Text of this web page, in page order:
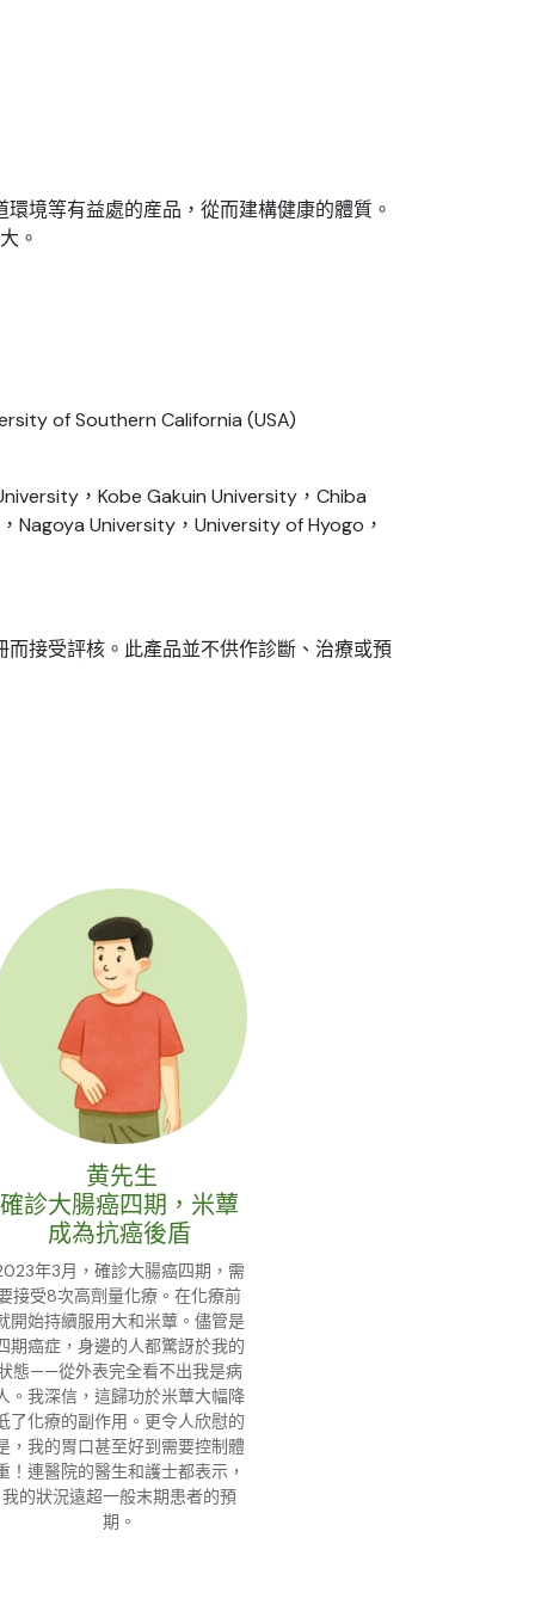
境等有益處的産品，從而建構健康的體質。
。
of Southern California (USA)
，Kobe Gakuin University，Chiba
Nagoya University，University of Hyogo，
接受評核。此產品並不供作診斷、治療或預
黄先生
確診大腸癌四期，米蕈
成為抗癌後盾
年3月，確診大腸癌四期，需
接受8次高劑量化療。在化療前
開始持續服用大和米蕈。儘管是
期癌症，身邊的人都驚訝於我的
態——從外表完全看不出我是病
。我深信，這歸功於米蕈大幅降
了化療的副作用。更令人欣慰的
，我的胃口甚至好到需要控制體
！連醫院的醫生和護士都表示，
我的狀況遠超一般末期患者的預
期。